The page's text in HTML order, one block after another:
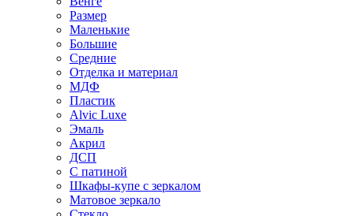
Размер
Маленькие
Большие
Средние
Отделка и материал
МДФ
Пластик
Alvic Luxe
Эмаль
Акрил
ДСП
С патиной
Шкафы-купе с зеркалом
Матовое зеркало